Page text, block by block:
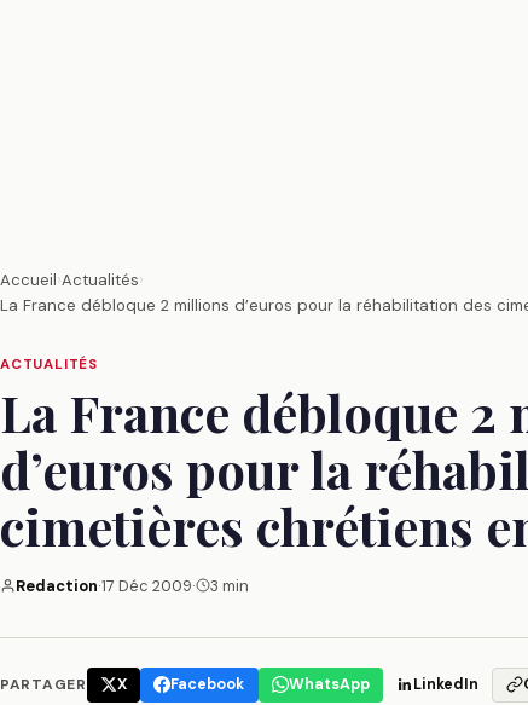
Accueil›Actualités›
La France débloque 2 millions d’euros pour la réhabilitation des
ACTUALITÉS
La France débloque
d’euros pour la
cimetières chrétiens
Redaction·17 Déc 2009· 3 min
PARTAGER X Facebook WhatsApp LinkedIn